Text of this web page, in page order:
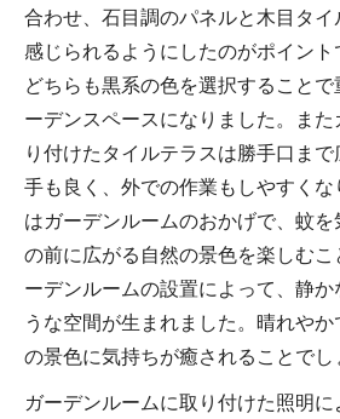
合わせ、石目調のパネルと木目タ
感じられるようにしたのがポイント
どちらも黒系の色を選択すること
ーデンスペースになりました。ま
り付けたタイルテラスは勝手口ま
手も良く、外での作業もしやすく
はガーデンルームのおかげで、蚊
の前に広がる自然の景色を楽しむ
ーデンルームの設置によって、静
うな空間が生まれました。晴れや
の景色に気持ちが癒されることでし
ガーデンルームに取り付けた照明